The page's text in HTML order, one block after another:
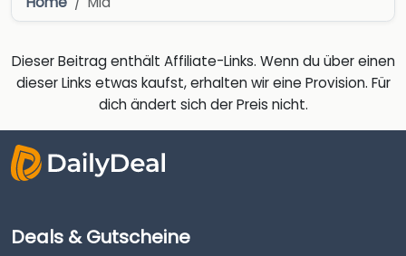
Dieser Beitrag enthält Affiliate-Links. Wenn du über einen
dieser Links etwas kaufst, erhalten wir eine Provision. Für
dich ändert sich der Preis nicht.
Deals & Gutscheine